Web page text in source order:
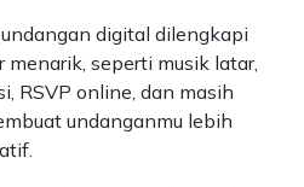
digital dilengkapi
seperti musik latar,
RSVP online, dan masih
undanganmu lebih